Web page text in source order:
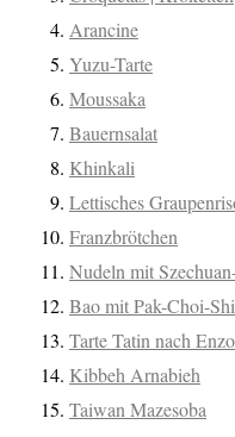
Arancine
Yuzu-Tarte
Moussaka
Bauernsalat
Khinkali
Lettisches
Franzbrötchen
Nudeln mit
Bao mit Pak-Choi-
Tarte Tatin nach
Kibbeh Arnabieh
Taiwan Mazesoba